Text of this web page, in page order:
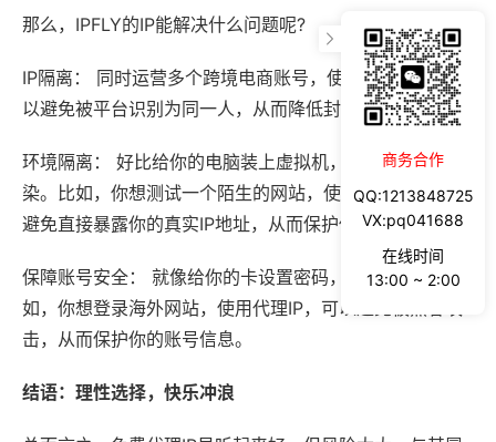
那么，IPFLY的IP能解决什么问题呢?
IP隔离： 同时运营多个跨境电商账号，使用不同的IP，可
以避免被平台识别为同一人，从而降低封号风险。
环境隔离： 好比给你的电脑装上虚拟机，防止被病毒感
染。比如，你想测试一个陌生的网站，使用代理IP，可以
避免直接暴露你的真实IP地址，从而保护你的电脑安全。
保障账号安全： 就像给你的卡设置密码，防止被盗刷。比
如，你想登录海外网站，使用代理IP，可以避免被黑客攻
击，从而保护你的账号信息。
结语：理性选择，快乐冲浪
商务合作
QQ:1213848725
VX:pq041688
在线时间
13:00 ~ 2:00